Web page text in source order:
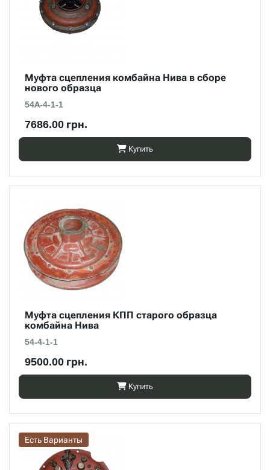
Муфта сцепления комбайна Нива в сборе
нового образца
54А-4-1-1
7686.00 грн.
Купить
Муфта сцепления КПП старого образца
комбайна Нива
54-4-1-1
9500.00 грн.
Купить
Есть Варианты